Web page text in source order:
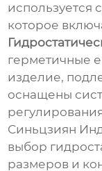
используется
которое
герметичные
изделие,
оснащены
Синьцзиян
выбор
размеров и